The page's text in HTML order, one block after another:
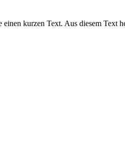
kurzen Text. Aus diesem Text